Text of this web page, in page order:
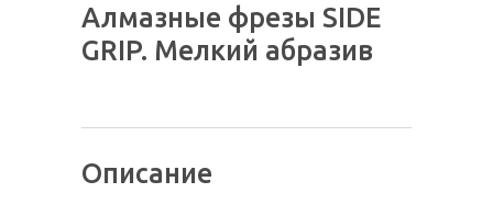
Алмазные фрезы SIDE
GRIP. Мелкий абразив
Описание